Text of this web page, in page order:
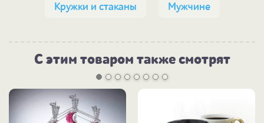
Кружки и стаканы Мужчине
С этим товаром также смотрят